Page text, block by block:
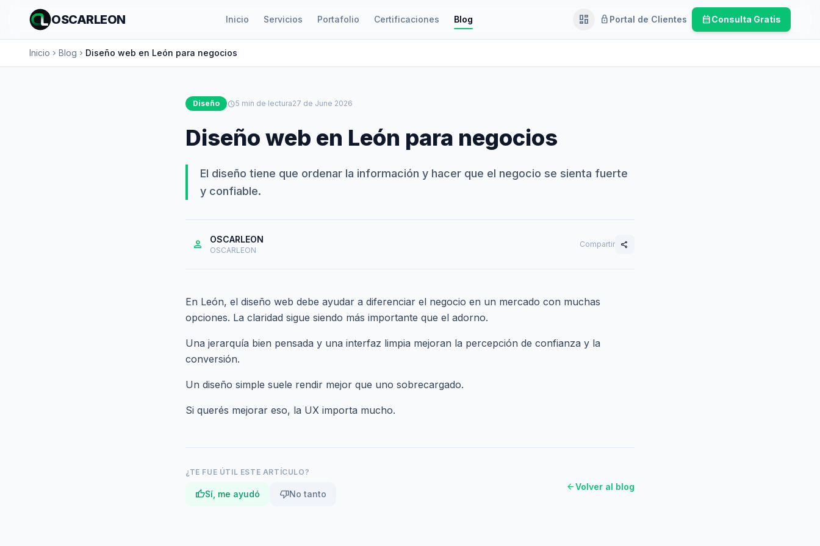
OSCARLEON Inicio Servicios Portafolio Certificaciones Blog dashboardEjecutivo
lock Portal de Clientes calendar_monthConsulta Gratis
Inicio chevron_right Blog chevron_right Diseño web en León para negocios
Diseño schedule5 min de lectura27 de June 2026
Diseño web en León para negocios
El diseño tiene que ordenar la información y hacer que el negocio se sienta fuerte
y confiable.
person OSCARLEON
OSCARLEON
Compartir share
En León, el diseño web debe ayudar a diferenciar el negocio en un mercado con muchas
opciones. La claridad sigue siendo más importante que el adorno.
Una jerarquía bien pensada y una interfaz limpia mejoran la percepción de confianza y la
conversión.
Un diseño simple suele rendir mejor que uno sobrecargado.
Si querés mejorar eso, la UX importa mucho.
¿TE FUE ÚTIL ESTE ARTÍCULO?
thumb_upSí, me ayudó thumb_downNo tanto
arrow_backVolver al blog